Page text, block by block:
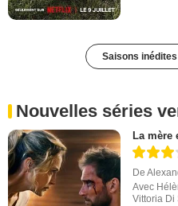
Saisons
Nouvelles séries
La mère
De
Avec
Vittoria Di